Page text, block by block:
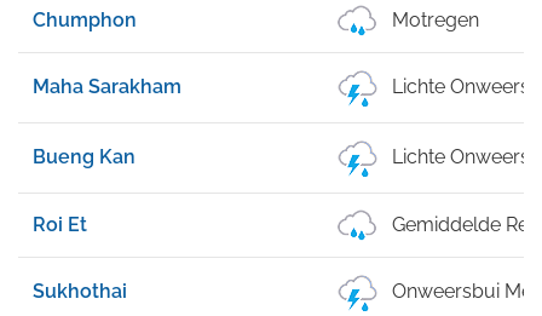
Chumphon Motregen
Maha Sarakham Lichte
Bueng Kan Lichte
Roi Et Gemiddelde
Sukhothai Onweersbui